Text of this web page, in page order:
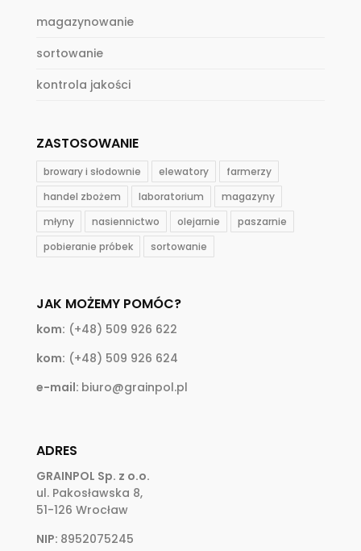
magazynowanie
sortowanie
kontrola jakości
ZASTOSOWANIE
browary i słodownie elewatory
farmerzy
handel zbożem
laboratorium
magazyny
młyny
nasiennictwo olejarnie
paszarnie
pobieranie próbek
sortowanie
JAK MOŻEMY POMÓC?
kom: (+48) 509 926 622
kom: (+48) 509 926 624
e-mail: biuro@grainpol.pl
ADRES
GRAINPOL Sp. z o.o.
ul. Pakosławska 8,
51-126 Wrocław
NIP: 8952075245